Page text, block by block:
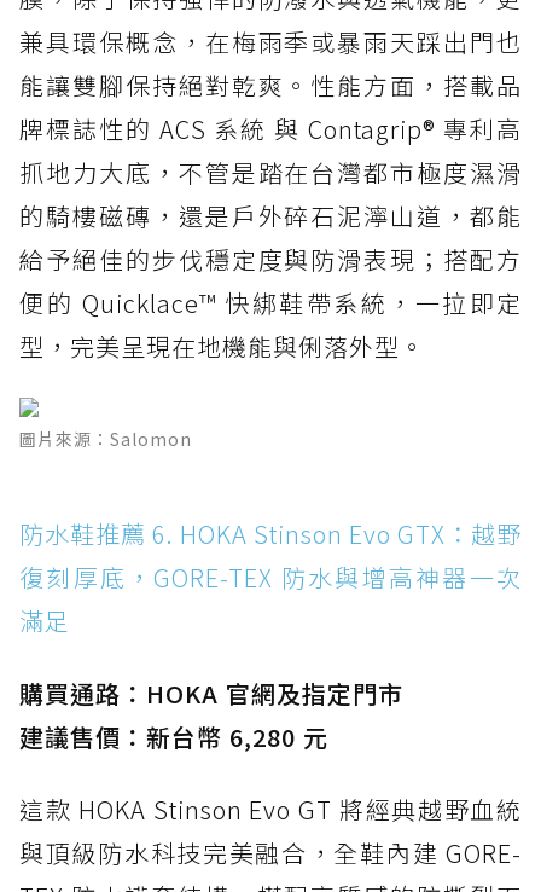
兼具環保概念，在梅雨季或暴雨天踩出門也
能讓雙腳保持絕對乾爽。性能方面，搭載品
牌標誌性的 ACS 系統 與 Contagrip® 專利高
抓地力大底，不管是踏在台灣都市極度濕滑
的騎樓磁磚，還是戶外碎石泥濘山道，都能
給予絕佳的步伐穩定度與防滑表現；搭配方
便的 Quicklace™ 快綁鞋帶系統，一拉即定
型，完美呈現在地機能與俐落外型。
圖片來源：Salomon
防水鞋推薦 6. HOKA Stinson Evo GTX：越野
復刻厚底，GORE-TEX 防水與增高神器一次
滿足
購買通路：HOKA 官網及指定門市
建議售價：新台幣 6,280 元
這款 HOKA Stinson Evo GT 將經典越野血統
與頂級防水科技完美融合，全鞋內建 GORE-